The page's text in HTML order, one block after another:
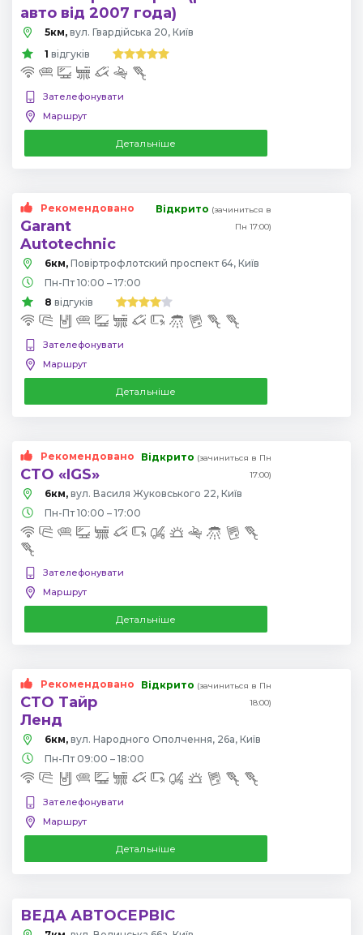
авто від 2007 года)
5км, вул. Гвардійська 20, Київ
1 відгуків
Зателефонувати
Маршрут
Детальніше
Рекомендовано
Garant
Autotechnic
Відкрито (зачиниться в
Пн 17:00)
6км,
Повіртрофлотский проспект 64, Київ
Пн-Пт 10:00 – 17:00
8 відгуків
Зателефонувати
Маршрут
Детальніше
Рекомендовано
СТО «IGS»
Відкрито (зачиниться в Пн
17:00)
6км, вул. Василя Жуковського 22, Київ
Пн-Пт 10:00 – 17:00
Зателефонувати
Маршрут
Детальніше
Рекомендовано
СТО Тайр
Ленд
Відкрито (зачиниться в Пн
18:00)
6км, вул. Народного Ополчення, 26а, Київ
Пн-Пт 09:00 – 18:00
Зателефонувати
Маршрут
Детальніше
ВЕДА АВТОСЕРВІС